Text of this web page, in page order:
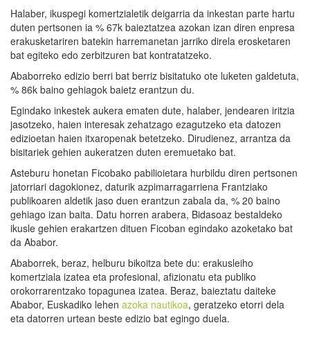
Halaber, ikuspegi komertzialetik deigarria da inkestan parte hartu
duten pertsonen ia % 67k baieztatzea azokan izan diren enpresa
erakusketariren batekin harremanetan jarriko direla erosketaren
bat egiteko edo zerbitzuren bat kontratatzeko.
Ababorreko edizio berri bat berriz bisitatuko ote luketen galdetuta,
% 86k baino gehiagok baietz erantzun du.
Egindako inkestek aukera ematen dute, halaber, jendearen iritzia
jasotzeko, haien interesak zehatzago ezagutzeko eta datozen
edizioetan haien itxaropenak betetzeko. Dirudienez, arrantza da
bisitariek gehien aukeratzen duten eremuetako bat.
Asteburu honetan Ficobako pabilioietara hurbildu diren pertsonen
jatorriari dagokionez, daturik azpimarragarriena Frantziako
publikoaren aldetik jaso duen erantzun zabala da, % 20 baino
gehiago izan baita. Datu horren arabera, Bidasoaz bestaldeko
ikusle gehien erakartzen dituen Ficoban egindako azoketako bat
da Ababor.
Ababorrek, beraz, helburu bikoitza bete du: erakusleiho
komertziala izatea eta profesional, afizionatu eta publiko
orokorrarentzako topagunea izatea. Beraz, baieztatu daiteke
Ababor, Euskadiko lehen azoka nautikoa, geratzeko etorri dela
eta datorren urtean beste edizio bat egingo duela.